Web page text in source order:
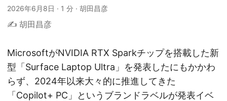
2026年6月8日 · 1 分 · 胡田昌彦
✍️ 胡田昌彦
MicrosoftがNVIDIA RTX Sparkチップを搭載した新
型「Surface Laptop Ultra」を発表したにもかかわ
らず、2024年以来大々的に推進してきた
「Copilot+ PC」というブランドラベルが発表イベ